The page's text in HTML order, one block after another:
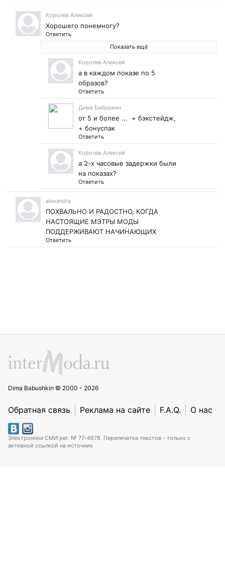
Королев Алексей
Хорошего понемногу?
Ответить
Показать ещё
Королев Алексей
а в каждом показе по 5
образов?
Ответить
Дима Бабушкин
от 5 и более ... + бэкстейдж,
+ бонуспак
Ответить
Королев Алексей
а 2-х часовые задержки были
на показах?
Ответить
alexandra
ПОХВАЛЬНО И РАДОСТНО, КОГДА
НАСТОЯЩИЕ МЭТРЫ МОДЫ
ПОДДЕРЖИВАЮТ НАЧИНАЮЩИХ
Ответить
Dima Babushkin © 2000 - 2026
Обратная связь Реклама на сайте F.A.Q. О нас
Электронное СМИ рег. № 77-4978. Перепечатка текстов - только с
активной ссылкой на источник